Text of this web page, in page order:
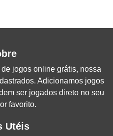
jogos online grátis, nossa
Adicionamos jogos
ser jogados direto no seu
favorito.
Utéis